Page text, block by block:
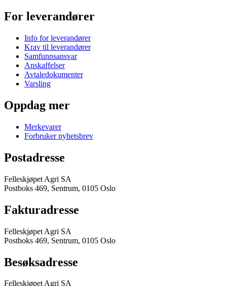
For leverandører
Info for leverandører
Krav til leverandører
Samfunnsansvar
Anskaffelser
Avtaledokumenter
Varsling
Oppdag mer
Merkevarer
Forbruker nyhetsbrev
Postadresse
Felleskjøpet Agri SA
Postboks 469, Sentrum, 0105 Oslo
Fakturadresse
Felleskjøpet Agri SA
Postboks 469, Sentrum, 0105 Oslo
Besøksadresse
Felleskjøpet Agri SA